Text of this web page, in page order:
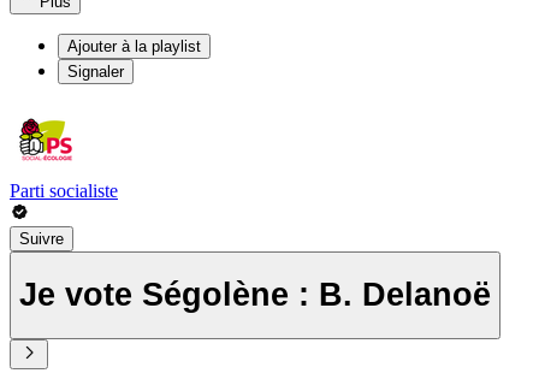
Ajouter à la playlist
Signaler
Parti socialiste
Suivre
Je vote Ségolène : B. Delanoë